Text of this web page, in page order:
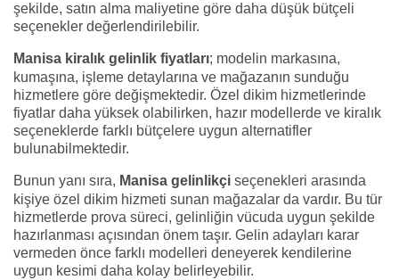
şekilde, satın alma maliyetine göre daha düşük bütçeli
seçenekler değerlendirilebilir.
Manisa kiralık gelinlik fiyatları; modelin markasına,
kumaşına, işleme detaylarına ve mağazanın sunduğu
hizmetlere göre değişmektedir. Özel dikim hizmetlerinde
fiyatlar daha yüksek olabilirken, hazır modellerde ve kiralık
seçeneklerde farklı bütçelere uygun alternatifler
bulunabilmektedir.
Bunun yanı sıra, Manisa gelinlikçi seçenekleri arasında
kişiye özel dikim hizmeti sunan mağazalar da vardır. Bu tür
hizmetlerde prova süreci, gelinliğin vücuda uygun şekilde
hazırlanması açısından önem taşır. Gelin adayları karar
vermeden önce farklı modelleri deneyerek kendilerine
uygun kesimi daha kolay belirleyebilir.